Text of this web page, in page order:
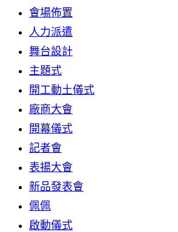
會場佈置
人力派遣
舞台設計
主題式
開工動土儀式
廠商大會
開幕儀式
記者會
表揚大會
新品發表會
佩佩
啟動儀式